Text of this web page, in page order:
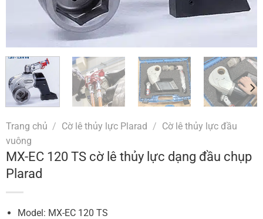
Trang chủ / Cờ lê thủy lực Plarad / Cờ lê thủy lực đầu
vuông
MX-EC 120 TS cờ lê thủy lực dạng đầu chụp
Plarad
Model: MX-EC 120 TS